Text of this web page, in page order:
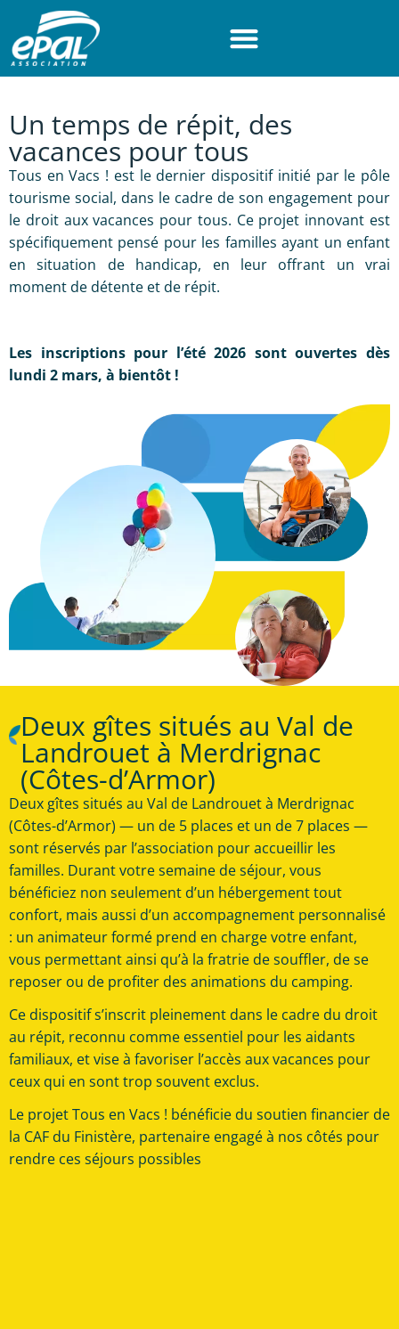
Accéder au contenu
Accéder au pied de page
Un temps de répit, des
vacances pour tous
Tous en Vacs ! est le dernier dispositif initié par le pôle
tourisme social, dans le cadre de son engagement pour
le droit aux vacances pour tous. Ce projet innovant est
spécifiquement pensé pour les familles ayant un enfant
en situation de handicap, en leur offrant un vrai
moment de détente et de répit.
Les inscriptions pour l’été 2026 sont ouvertes dès
lundi 2 mars, à bientôt !
Deux gîtes situés au Val de
Landrouet à Merdrignac
(Côtes-d’Armor)
Deux gîtes situés au Val de Landrouet à Merdrignac
(Côtes-d’Armor) — un de 5 places et un de 7 places —
sont réservés par l’association pour accueillir les
familles. Durant votre semaine de séjour, vous
bénéficiez non seulement d’un hébergement tout
confort, mais aussi d’un accompagnement personnalisé
: un animateur formé prend en charge votre enfant,
vous permettant ainsi qu’à la fratrie de souffler, de se
reposer ou de profiter des animations du camping.
Ce dispositif s’inscrit pleinement dans le cadre du droit
au répit, reconnu comme essentiel pour les aidants
familiaux, et vise à favoriser l’accès aux vacances pour
ceux qui en sont trop souvent exclus.
Le projet Tous en Vacs ! bénéficie du soutien financier de
la CAF du Finistère, partenaire engagé à nos côtés pour
rendre ces séjours possibles
Panneau de gestion des cookies